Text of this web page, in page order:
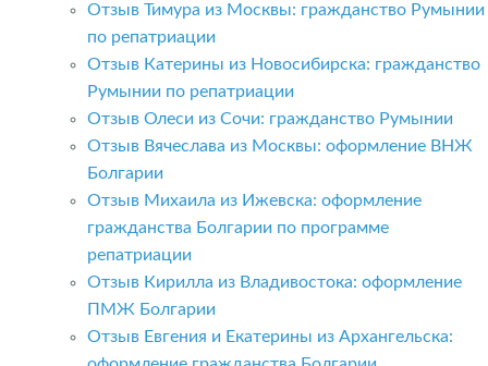
Отзыв Тимура из Москвы: гражданство Румынии
по репатриации
Отзыв Катерины из Новосибирска: гражданство
Румынии по репатриации
Отзыв Олеси из Сочи: гражданство Румынии
Отзыв Вячеслава из Москвы: оформление ВНЖ
Болгарии
Отзыв Михаила из Ижевска: оформление
гражданства Болгарии по программе
репатриации
Отзыв Кирилла из Владивостока: оформление
ПМЖ Болгарии
Отзыв Евгения и Екатерины из Архангельска: